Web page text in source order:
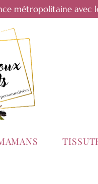
métropolitaine avec